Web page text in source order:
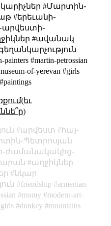
#Մարտին֊
#երեւանի֊
#ավանակ
painters #martin-petrossian
of-yerevan #girls
արվեստ
հայ֊
աղջիկներ
նկար
friendship
armenian-
momy
modern-art-
girls donkey
mountains